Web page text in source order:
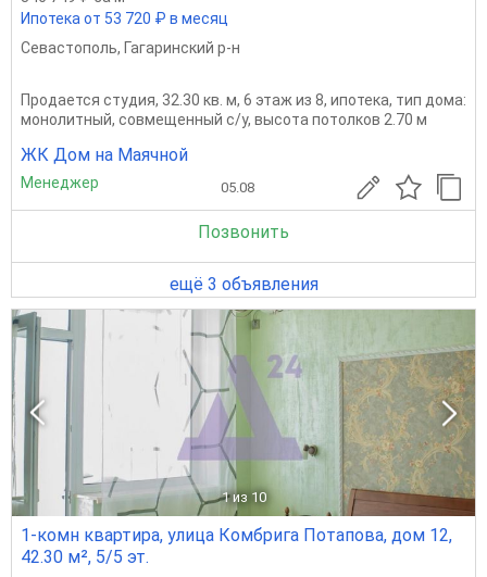
Ипотека от 53 720 ₽ в месяц
Севастополь, Гагаринский р-н
Продается студия, 32.30 кв. м, 6 этаж из 8, ипотека, тип дома:
монолитный, совмещенный с/у, высота потолков 2.70 м
ЖК Дом на Маячной
Менеджер 05.08
Позвонить
ещё 3 объявления
1 из 10
1-комн квартира, улица Комбрига Потапова, дом 12,
42.30 м², 5/5 эт.